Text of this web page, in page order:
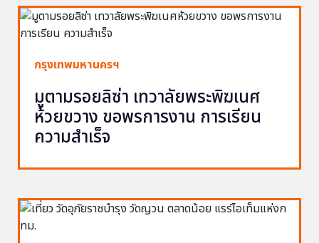
กรุงเทพมหานครฯ
มูตามรอยลิซ่า เทวาลัยพระพิฆเนศ
ห้วยขวาง ขอพรการงาน การเรียน
ความสำเร็จ